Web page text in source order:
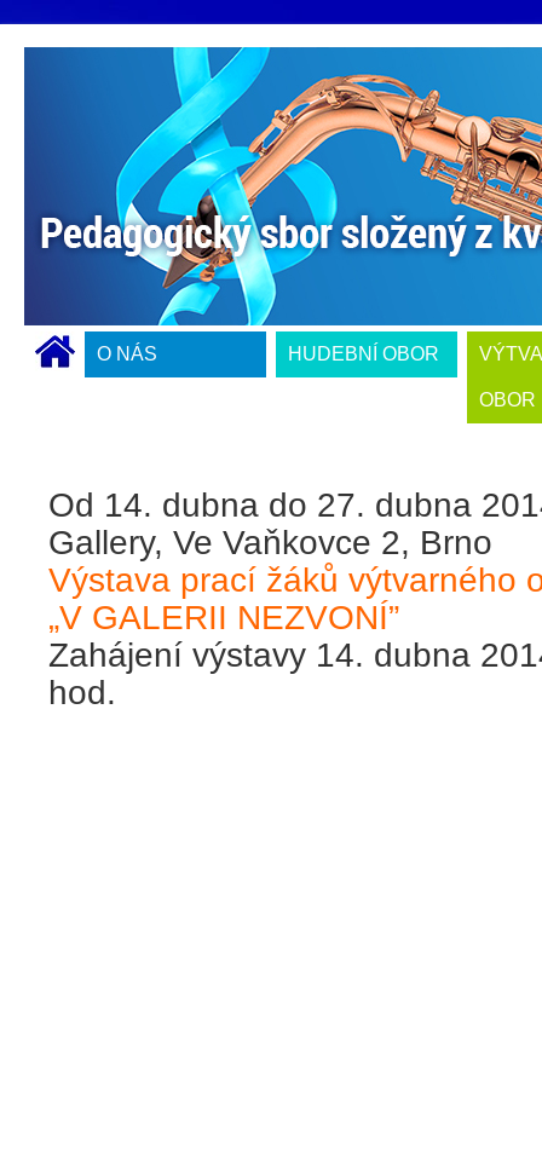
O NÁS HUDEBNÍ OBOR
OBOR
Od 14. dubna do 27. dubna
Gallery, Ve Vaňkovce 2, Brno
Výstava prací žáků výtvarného
„V GALERII NEZVONÍ”
Zahájení výstavy 14. dubna
hod.